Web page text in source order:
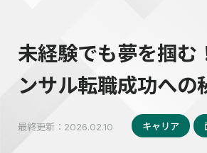
未経験でも夢を掴む
ンサル転職成功への
最終更新： 2026.02.10 キャリア